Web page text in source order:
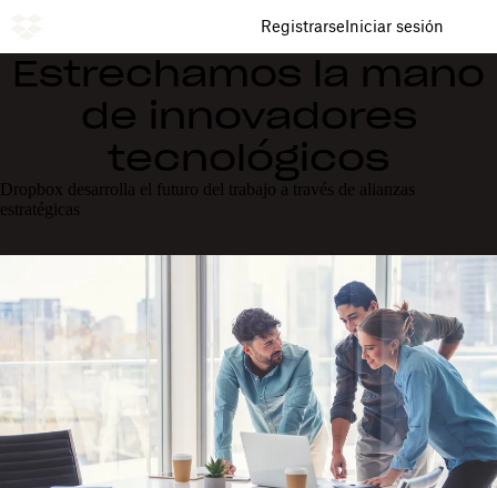
RegistrarseIniciar sesión
Estrechamos la mano
de innovadores
tecnológicos
Dropbox desarrolla el futuro del trabajo a través de alianzas
estratégicas